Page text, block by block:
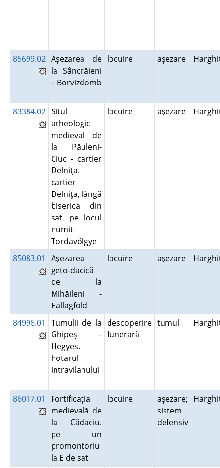
85699.02 Aşezarea de
la Sâncrăieni
- Borvizdomb
locuire aşezare
83384.02 Situl
arheologic
medieval de
la Păuleni-
Ciuc - cartier
Delniţa.
cartier
Delniţa, lângă
biserica din
sat, pe locul
numit
Tordavölgye
locuire aşezare
85083.01
Aşezarea
geto-dacică
de la
Mihăileni -
Pallagföld
locuire aşezare
84996.01
Tumulii de la
Ghipeş -
Hegyes.
hotarul
intravilanului
descoperire
funerară
tumul
86017.01
Fortificaţia
medievală de
la Cădaciu.
pe un
promontoriu
la E de sat
locuire
aşezare;
sistem
defensiv